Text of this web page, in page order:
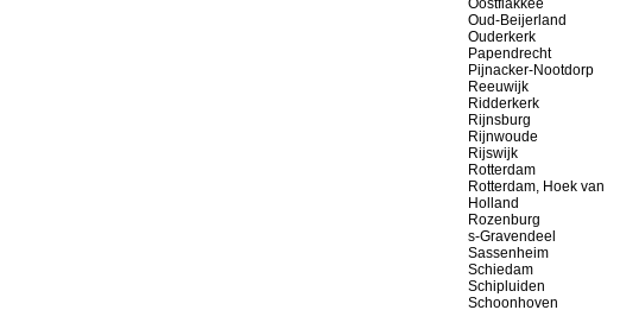
Oostflakkee
Oud-Beijerland
Ouderkerk
Papendrecht
Pijnacker-Nootdorp
Reeuwijk
Ridderkerk
Rijnsburg
Rijnwoude
Rijswijk
Rotterdam
Rotterdam, Hoek van
Holland
Rozenburg
s-Gravendeel
Sassenheim
Schiedam
Schipluiden
Schoonhoven